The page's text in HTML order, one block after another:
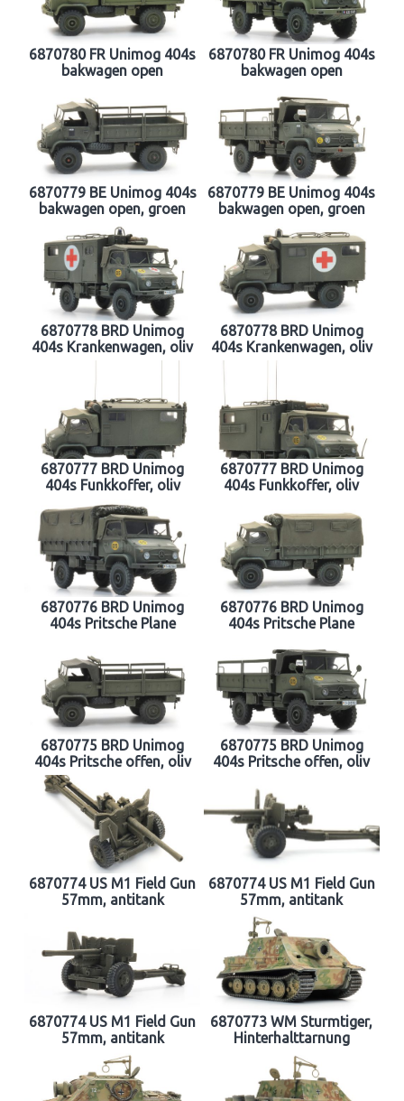
6870780 FR Unimog 404s
bakwagen open
6870780 FR Unimog 404s
bakwagen open
6870779 BE Unimog 404s
bakwagen open, groen
6870779 BE Unimog 404s
bakwagen open, groen
6870778 BRD Unimog
404s Krankenwagen, oliv
6870778 BRD Unimog
404s Krankenwagen, oliv
6870777 BRD Unimog
404s Funkkoffer, oliv
6870777 BRD Unimog
404s Funkkoffer, oliv
6870776 BRD Unimog
404s Pritsche Plane
6870776 BRD Unimog
404s Pritsche Plane
6870775 BRD Unimog
404s Pritsche offen, oliv
6870775 BRD Unimog
404s Pritsche offen, oliv
6870774 US M1 Field Gun
57mm, antitank
6870774 US M1 Field Gun
57mm, antitank
6870774 US M1 Field Gun
57mm, antitank
6870773 WM Sturmtiger,
Hinterhalttarnung